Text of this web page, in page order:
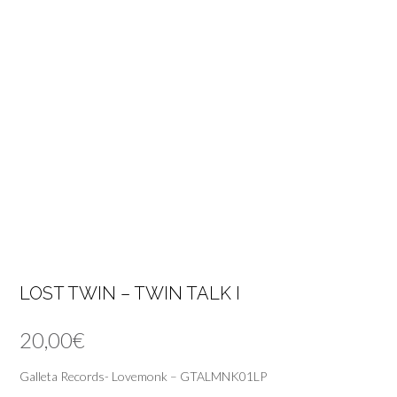
LOST TWIN – TWIN TALK I
20,00€
Galleta Records- Lovemonk – GTALMNK01LP